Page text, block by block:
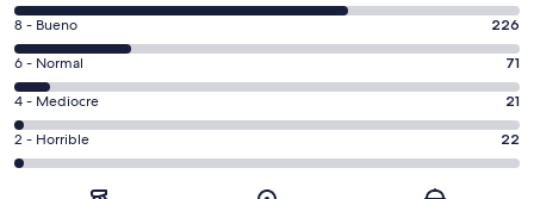
comentarios
de
un
total
de
1004
con
226
comentarios
de
un
total
de
8 - Bueno 226
71
comentarios
de
un
total
6 - Normal 71
21
comentarios
de
4 - Mediocre 21
22
comentarios
2 - Horrible 22